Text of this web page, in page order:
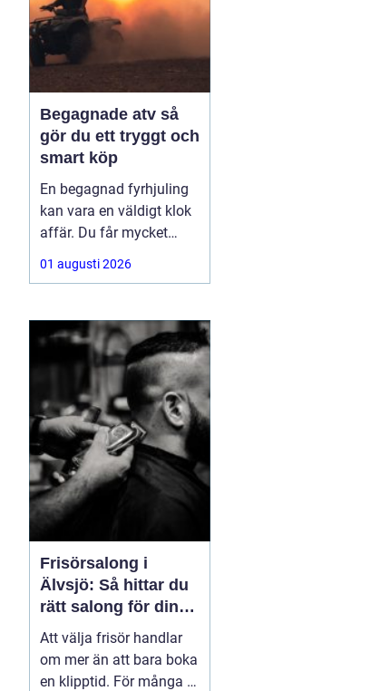
Begagnade atv så
gör du ett tryggt och
smart köp
En begagnad fyrhjuling
kan vara en väldigt klok
affär. Du får mycket
funktion för pengarna
och slipper den största
ofta kommer direkt när
en maskin är ny.
Samtidigt kräver ett
andrahandsköp mer
eftertanke. Den som vill
köpa
01 augusti 2026
Frisörsalong i
Älvsjö: Så hittar du
rätt salong för din
stil och vardag
Att välja frisör handlar
om mer än att bara boka
en klipptid. För många är